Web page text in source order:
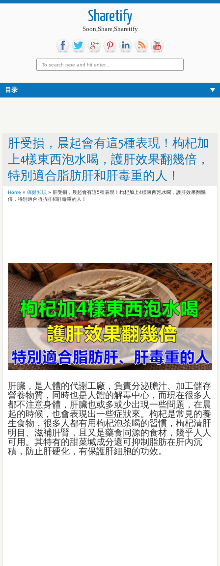
Sharetify
Soon,Share,Sharetify
目录
肝受損，晨起會有這5種表現！枸杞加
上4樣東西泡水喝，護肝效果翻幾倍，
特別適合脂肪肝和肝毒重的人！
Home » 保健知识 » 肝受損，晨起會有這5種表現！枸杞加上4樣東西泡水喝，護肝效果翻幾
倍，特別適合脂肪肝和肝毒重的人！
肝臟，是人體的代謝工廠，負責分泌膽汁、加工儲存
營養物質，同時也是人體的解毒中心，而現在很多人
都不注意身體，肝臟也或多或少出現一些問題，在晨
起的時候，也會表現出一些症狀來。枸杞是常見的養
生食物，很多人都有用枸杞泡茶喝的習慣，枸杞清肝
明目、滋補肝腎，且又是藥食同源的食材，幾乎人人
可用。其特有的甜菜堿成分還可抑制脂肪在肝內沉
積，防止肝硬化，有保護肝細胞的功效。